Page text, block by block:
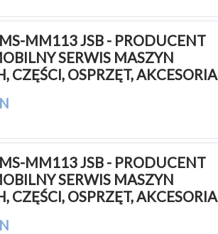
MM113 JSB - PRODUCENT
SERWIS MASZYN
CZĘŚCI, OSPRZĘT, AKCESORIA
MM113 JSB - PRODUCENT
SERWIS MASZYN
CZĘŚCI, OSPRZĘT, AKCESORIA